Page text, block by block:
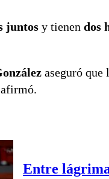
juntos y tienen dos
aseguró que
Entre